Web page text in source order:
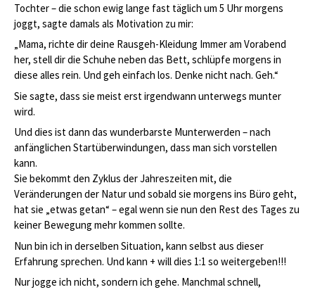
Tochter – die schon ewig lange fast täglich um 5 Uhr morgens
joggt, sagte damals als Motivation zu mir:
„Mama, richte dir deine Rausgeh-Kleidung Immer am Vorabend
her, stell dir die Schuhe neben das Bett, schlüpfe morgens in
diese alles rein. Und geh einfach los. Denke nicht nach. Geh.“
Sie sagte, dass sie meist erst irgendwann unterwegs munter
wird.
Und dies ist dann das wunderbarste Munterwerden – nach
anfänglichen Startüberwindungen, dass man sich vorstellen
kann.
Sie bekommt den Zyklus der Jahreszeiten mit, die
Veränderungen der Natur und sobald sie morgens ins Büro geht,
hat sie „etwas getan“ – egal wenn sie nun den Rest des Tages zu
keiner Bewegung mehr kommen sollte.
Nun bin ich in derselben Situation, kann selbst aus dieser
Erfahrung sprechen. Und kann + will dies 1:1 so weitergeben!!!
Nur jogge ich nicht, sondern ich gehe. Manchmal schnell,